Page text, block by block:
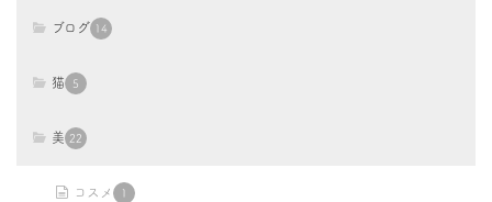
ブログ 14
猫 5
美 22
コスメ 1